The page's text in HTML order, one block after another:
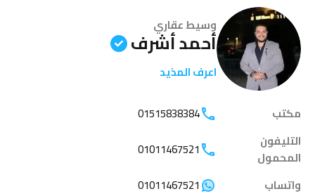
وسيط عقاري
أحمد أشرف
اعرف المذيد
مكتب
01515838384
التليفون
المحمول
01011467521
واتساب
01011467521